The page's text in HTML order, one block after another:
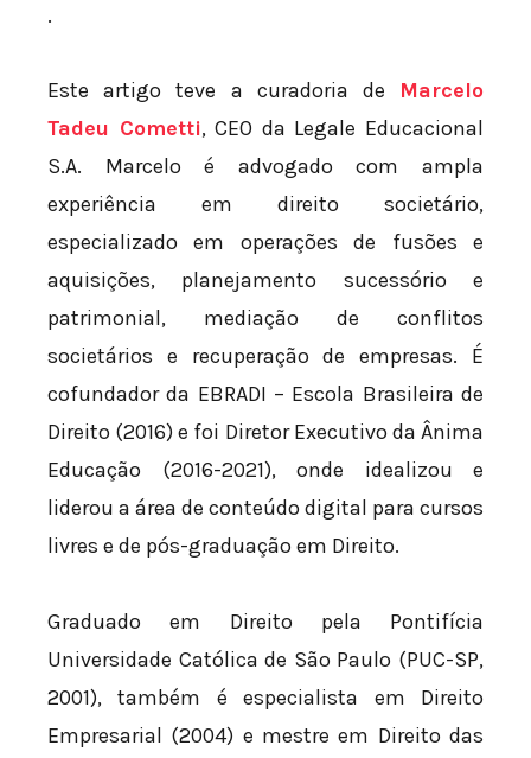
.
Este artigo teve a curadoria de Marcelo
Tadeu Cometti, CEO da Legale Educacional
S.A. Marcelo é advogado com ampla
experiência em direito societário,
especializado em operações de fusões e
aquisições, planejamento sucessório e
patrimonial, mediação de conflitos
societários e recuperação de empresas. É
cofundador da EBRADI – Escola Brasileira de
Direito (2016) e foi Diretor Executivo da Ânima
Educação (2016-2021), onde idealizou e
liderou a área de conteúdo digital para cursos
livres e de pós-graduação em Direito.
Graduado em Direito pela Pontifícia
Universidade Católica de São Paulo (PUC-SP,
2001), também é especialista em Direito
Empresarial (2004) e mestre em Direito das